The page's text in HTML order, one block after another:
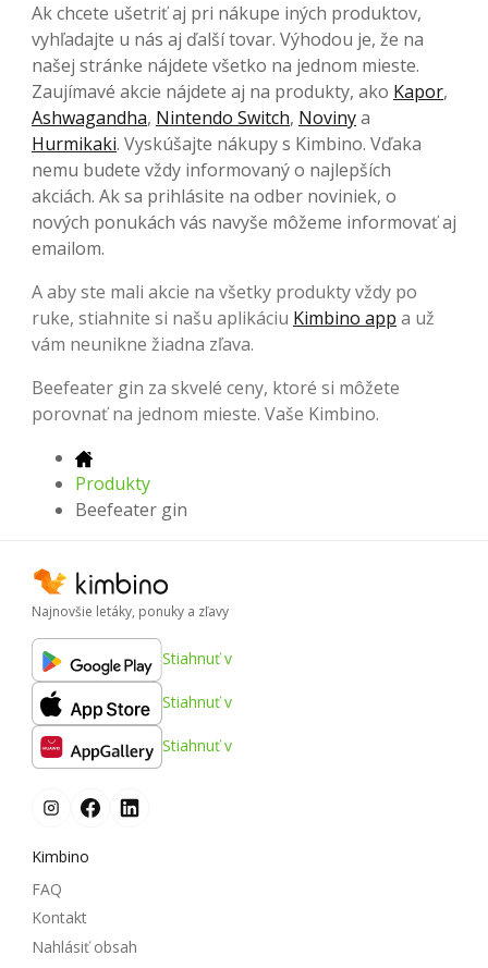
Ak chcete ušetriť aj pri nákupe iných produktov,
vyhľadajte u nás aj ďalší tovar. Výhodou je, že na
našej stránke nájdete všetko na jednom mieste.
Zaujímavé akcie nájdete aj na produkty, ako Kapor,
Ashwagandha, Nintendo Switch, Novinya
Hurmikaki. Vyskúšajte nákupy s Kimbino. Vďaka
nemu budete vždy informovaný o najlepších
akciách. Ak sa prihlásite na odber noviniek, o
nových ponukách vás navyše môžeme informovať aj
emailom.
A aby ste mali akcie na všetky produkty vždy po
ruke, stiahnite si našu aplikáciu Kimbino app a už
vám neunikne žiadna zľava.
Beefeater gin za skvelé ceny, ktoré si môžete
porovnať na jednom mieste. Vaše Kimbino.
Produkty
Beefeater gin
Najnovšie letáky, ponuky a zľavy
Stiahnuť v
Stiahnuť v
Stiahnuť v
Kimbino
FAQ
Kontakt
Nahlásiť obsah